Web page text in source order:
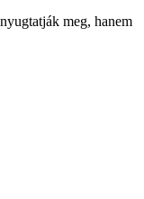
meg, hanem
a felnőtt enteriőrt.
ajánlott. Ne használja